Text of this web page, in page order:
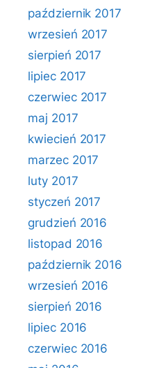
październik 2017
wrzesień 2017
sierpień 2017
lipiec 2017
czerwiec 2017
maj 2017
kwiecień 2017
marzec 2017
luty 2017
styczeń 2017
grudzień 2016
listopad 2016
październik 2016
wrzesień 2016
sierpień 2016
lipiec 2016
czerwiec 2016